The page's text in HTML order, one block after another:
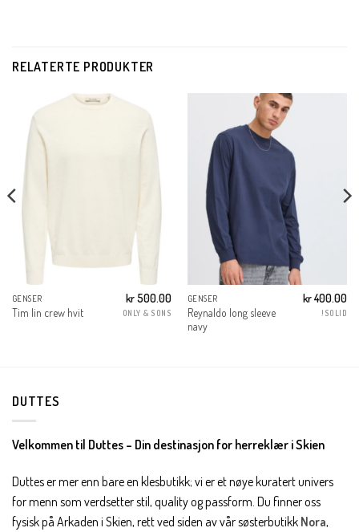
RELATERTE PRODUKTER
GENSER
Tim lin crew hvit
kr500.00
ONLY & SONS
GENSER
Reynaldo long sleeve
navy
kr400.00
!SOLID
DUTTES
Velkommen til Duttes – Din destinasjon for herreklær i Skien
Duttes er mer enn bare en klesbutikk; vi er et nøye kuratert univers
for menn som verdsetter stil, quality og passform. Du finner oss
fysisk på Arkaden i Skien, rett ved siden av vår søsterbutikk Nora,